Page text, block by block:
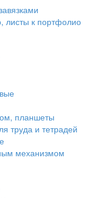
листы к портфолио
планшеты
труда и тетрадей
механизмом